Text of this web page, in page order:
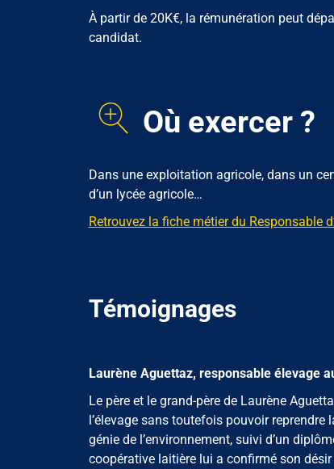
À partir de 20K€, la rémunération peut
candidat.
Où exercer ?
Dans une exploitation agricole, dans un
d’un lycée agricole…
Retrouvez la fiche métier du Responsable
Témoignages
Laurène Aguettaz, responsable élevage
Le père et le grand-père de Laurène
l’élevage sans toutefois pouvoir
génie de l’environnement, suivi d’un
coopérative laitière lui a confirmé son